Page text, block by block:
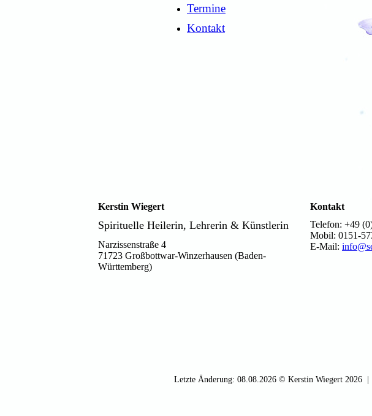
Termine
Kontakt
Kerstin Wiegert
Spirituelle Heilerin, Lehrerin & Künstlerin
Narzissenstraße 4
71723 Großbottwar-Winzerhausen (Baden-
Württemberg)
Kontakt
Telefon: +49
Mobil: 0151-
E-Mail:
Letzte Änderung: 08.08.2026 © Kerstin Wiegert 2026 |